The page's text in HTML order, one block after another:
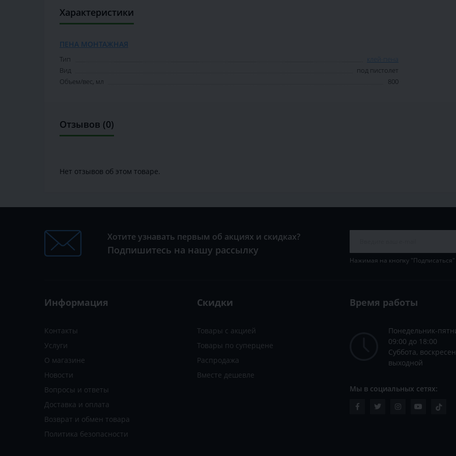
Характеристики
ПЕНА МОНТАЖНАЯ
Тип
клей-пена
Вид
под пистолет
Объем/вес, мл
800
Отзывов (0)
Нет отзывов об этом товаре.
Хотите узнавать первым об акциях и скидках?
Подпишитесь на нашу рассылку
Нажимая на кнопку
Информация
Контакты
Услуги
О магазине
Новости
Вопросы и ответы
Доставка и оплата
Возврат и обмен товара
Политика безопасности
Скидки
Товары с акцией
Товары по суперцене
Распродажа
Вместе дешевле
Время работы
Понедельник-
09:00 до 18:00
Суббота,
выходной
Мы в социальных сетях: